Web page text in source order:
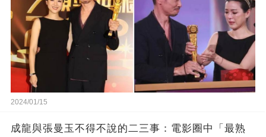
2024/01/15
成龍與張曼玉不得不說的二三事：電影圈中「最熟